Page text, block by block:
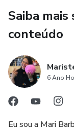
Saiba
conteúdo
6 Ano
Eu sou a Mari